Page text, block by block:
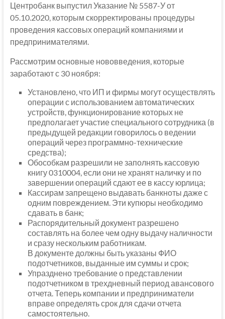
Центробанк выпустил Указание № 5587-У от
05.10.2020, которым скорректированы процедуры
проведения кассовых операций компаниями и
предпринимателями.
Рассмотрим основные нововведения, которые
заработают с 30 ноября:
Установлено, что ИП и фирмы могут осуществлять
операции с использованием автоматических
устройств, функционирование которых не
предполагает участие специального сотрудника (в
предыдущей редакции говорилось о ведении
операций через программно-технические
средства);
Обособкам разрешили не заполнять кассовую
книгу 0310004, если они не хранят наличку и по
завершении операций сдают ее в кассу юрлица;
Кассирам запрещено выдавать банкноты даже с
одним повреждением. Эти купюры необходимо
сдавать в банк;
Распорядительный документ разрешено
составлять на более чем одну выдачу наличности
и сразу нескольким работникам.
В документе должны быть указаны ФИО
подотчетников, выданные им суммы и срок;
Упразднено требование о представлении
подотчетником в трехдневный период авансового
отчета. Теперь компании и предприниматели
вправе определять срок для сдачи отчета
самостоятельно.